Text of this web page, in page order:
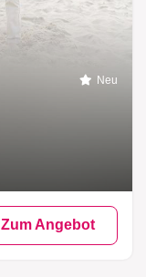
Neu
Zum Angebot